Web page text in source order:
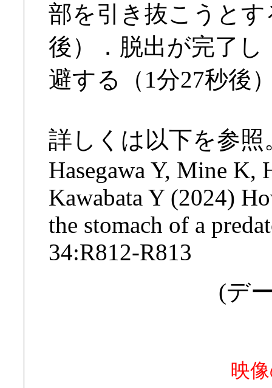
部を引き抜こうと
後）．脱出が完了
避する（1分27秒後
詳しくは以下を参照
Hasegawa Y, Mine K,
Kawabata Y (2024)
the stomach of a
34:R812-R813
(デ
映